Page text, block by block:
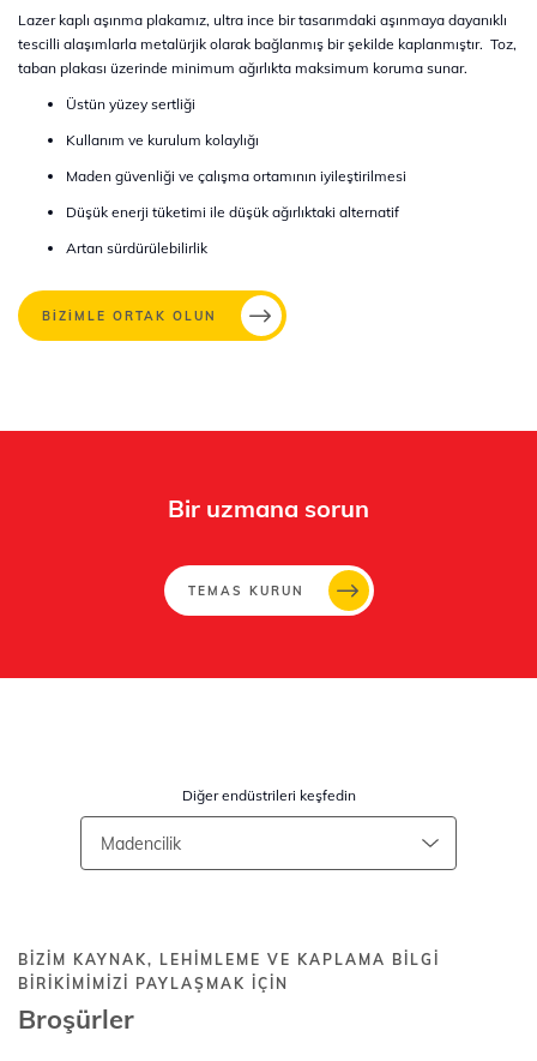
Lazer kaplı aşınma plakamız, ultra ince bir tasarımdaki aşınmaya dayanıklı
tescilli alaşımlarla metalürjik olarak bağlanmış bir şekilde kaplanmıştır. Toz,
taban plakası üzerinde minimum ağırlıkta maksimum koruma sunar.
Üstün yüzey sertliği
Kullanım ve kurulum kolaylığı
Maden güvenliği ve çalışma ortamının iyileştirilmesi
Düşük enerji tüketimi ile düşük ağırlıktaki alternatif
Artan sürdürülebilirlik
BİZİMLE ORTAK OLUN
Bir uzmana sorun
TEMAS KURUN
Diğer endüstrileri keşfedin
BIZIM KAYNAK, LEHIMLEME VE KAPLAMA BILGI
BIRIKIMIMIZI PAYLAŞMAK IÇIN
Broşürler